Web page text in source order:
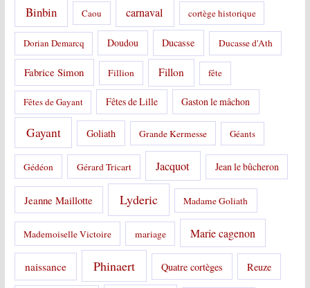
Binbin Caou carnaval cortège historique
Dorian Demarcq Doudou Ducasse Ducasse d'Ath
Fabrice Simon Fillion Fillon fête
Fêtes de Gayant Fêtes de Lille Gaston le mâchon
Gayant Goliath Grande Kermesse Géants
Gédéon Gérard Tricart Jacquot Jean le bûcheron
Jeanne Maillotte Lyderic Madame Goliath
Mademoiselle Victoire mariage Marie cagenon
naissance Phinaert Quatre cortèges Reuze